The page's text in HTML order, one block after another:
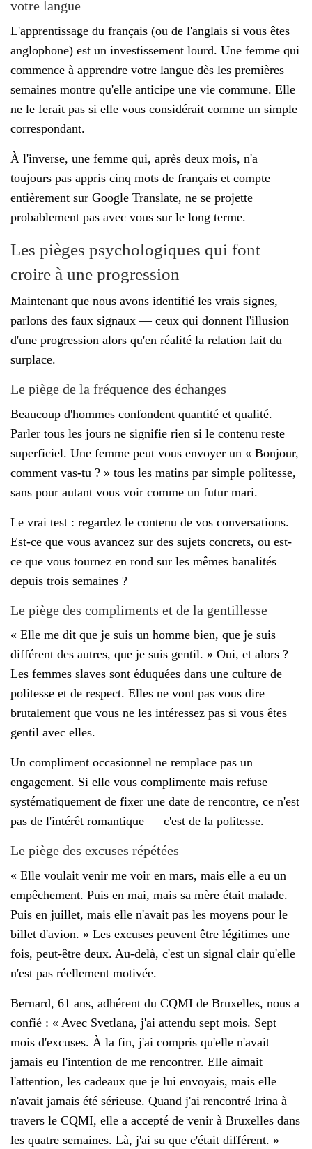
votre langue
L'apprentissage du français (ou de l'anglais si vous êtes
anglophone) est un investissement lourd. Une femme qui
commence à apprendre votre langue dès les premières
semaines montre qu'elle anticipe une vie commune. Elle
ne le ferait pas si elle vous considérait comme un simple
correspondant.
À l'inverse, une femme qui, après deux mois, n'a
toujours pas appris cinq mots de français et compte
entièrement sur Google Translate, ne se projette
probablement pas avec vous sur le long terme.
Les pièges psychologiques qui font
croire à une progression
Maintenant que nous avons identifié les vrais signes,
parlons des faux signaux — ceux qui donnent l'illusion
d'une progression alors qu'en réalité la relation fait du
surplace.
Le piège de la fréquence des échanges
Beaucoup d'hommes confondent quantité et qualité.
Parler tous les jours ne signifie rien si le contenu reste
superficiel. Une femme peut vous envoyer un « Bonjour,
comment vas-tu ? » tous les matins par simple politesse,
sans pour autant vous voir comme un futur mari.
Le vrai test : regardez le contenu de vos conversations.
Est-ce que vous avancez sur des sujets concrets, ou est-
ce que vous tournez en rond sur les mêmes banalités
depuis trois semaines ?
Le piège des compliments et de la gentillesse
« Elle me dit que je suis un homme bien, que je suis
différent des autres, que je suis gentil. » Oui, et alors ?
Les femmes slaves sont éduquées dans une culture de
politesse et de respect. Elles ne vont pas vous dire
brutalement que vous ne les intéressez pas si vous êtes
gentil avec elles.
Un compliment occasionnel ne remplace pas un
engagement. Si elle vous complimente mais refuse
systématiquement de fixer une date de rencontre, ce n'est
pas de l'intérêt romantique — c'est de la politesse.
Le piège des excuses répétées
« Elle voulait venir me voir en mars, mais elle a eu un
empêchement. Puis en mai, mais sa mère était malade.
Puis en juillet, mais elle n'avait pas les moyens pour le
billet d'avion. » Les excuses peuvent être légitimes une
fois, peut-être deux. Au-delà, c'est un signal clair qu'elle
n'est pas réellement motivée.
Bernard, 61 ans, adhérent du CQMI de Bruxelles, nous a
confié : « Avec Svetlana, j'ai attendu sept mois. Sept
mois d'excuses. À la fin, j'ai compris qu'elle n'avait
jamais eu l'intention de me rencontrer. Elle aimait
l'attention, les cadeaux que je lui envoyais, mais elle
n'avait jamais été sérieuse. Quand j'ai rencontré Irina à
travers le CQMI, elle a accepté de venir à Bruxelles dans
les quatre semaines. Là, j'ai su que c'était différent. »